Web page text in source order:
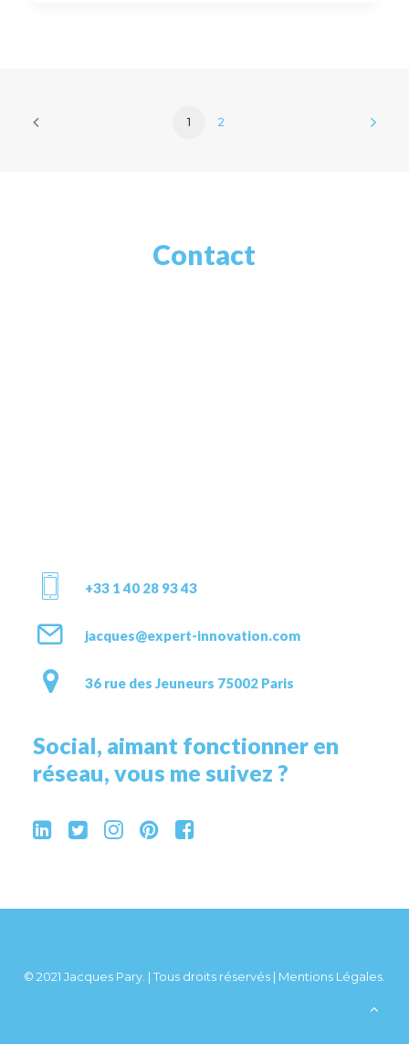
1 2
Contact
+33 1 40 28 93 43
jacques@expert-innovation.com
36 rue des Jeuneurs 75002 Paris
Social, aimant fonctionner en
réseau, vous me suivez ?
© 2021 Jacques Pary. | Tous droits réservés | Mentions Légales